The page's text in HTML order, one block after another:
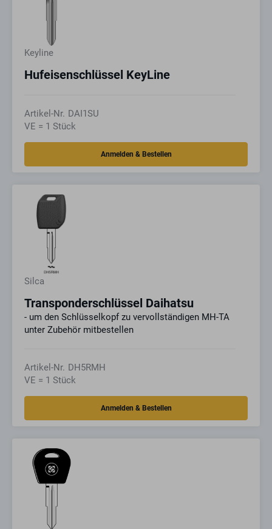
Keyline
Hufeisenschlüssel KeyLine
Artikel-Nr. DAI1SU
VE = 1 Stück
Silca
Transponderschlüssel Daihatsu
- um den Schlüsselkopf zu vervollständigen MH-TA
unter Zubehör mitbestellen
Artikel-Nr. DH5RMH
VE = 1 Stück